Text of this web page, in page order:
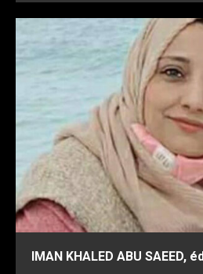
IMAN KHALED ABU SAEED,